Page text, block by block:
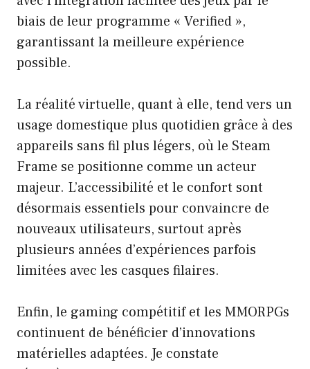
biais de leur programme « Verified »,
garantissant la meilleure expérience
possible.
La réalité virtuelle, quant à elle, tend vers un
usage domestique plus quotidien grâce à des
appareils sans fil plus légers, où le Steam
Frame se positionne comme un acteur
majeur. L’accessibilité et le confort sont
désormais essentiels pour convaincre de
nouveaux utilisateurs, surtout après
plusieurs années d’expériences parfois
limitées avec les casques filaires.
Enfin, le gaming compétitif et les MMORPGs
continuent de bénéficier d’innovations
matérielles adaptées. Je constate